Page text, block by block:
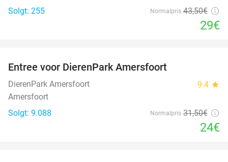
Solgt: 255
Normalpris 43,50€
29€
Entree voor DierenPark Amersfoort
DierenPark Amersfoort 9.4 star
Amersfoort
Solgt: 9.088
Normalpris 31,50€
24€